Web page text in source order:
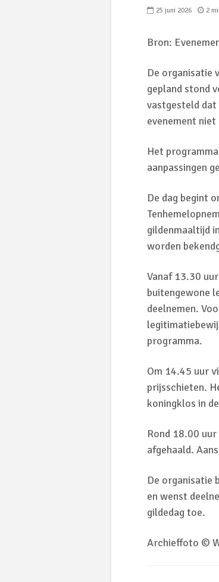
25 juni 2026 2
Bron:
De organisatie
gepland stond
vastgesteld dat
evenement
Het
aanpassingen
De dag begint
gildenmaaltijd
worden
Vanaf 13.30
buitengewone
deelnemen.
programma.
Om 14.45 uur
prijsschieten.
koningklos in
Rond 18.00
afgehaald.
De organisatie
en wenst
gildedag toe.
Archieffoto ©